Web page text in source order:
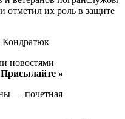
отметил их роль в защите
новостями
Присылайте »
— почетная